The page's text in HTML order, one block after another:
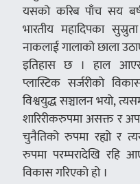
यसको करिब पाँच सय बर्ष
भारतीय महादिपका
नाकलाई गालाको छाला
इतिहास छ । हाल
प्लास्टिक सर्जरीको
विश्वयुद्ध सञ्चालन भयो,
शारिरीकरुपमा असक्त र
चुनैतिको रुपमा रह्यो र
रुपमा परम्परादेखि रहि
विकास गरिएको हो ।